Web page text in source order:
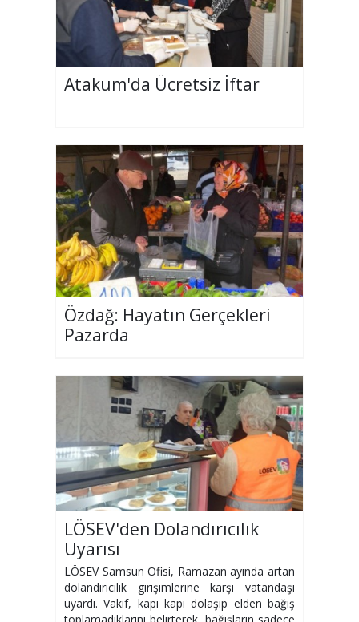
Atakum'da Ücretsiz İftar
Özdağ: Hayatın Gerçekleri
Pazarda
LÖSEV'den Dolandırıcılık
Uyarısı
LÖSEV Samsun Ofisi, Ramazan ayında artan
dolandırıcılık girişimlerine karşı vatandaşı
uyardı. Vakıf, kapı kapı dolaşıp elden bağış